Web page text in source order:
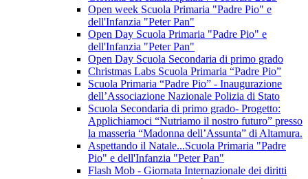
Open week Scuola Primaria "Padre Pio" e
dell'Infanzia "Peter Pan"
Open Day Scuola Primaria "Padre Pio" e
dell'Infanzia "Peter Pan"
Open Day Scuola Secondaria di primo grado
Christmas Labs Scuola Primaria “Padre Pio”
Scuola Primaria “Padre Pio” - Inaugurazione
dell’Associazione Nazionale Polizia di Stato
Scuola Secondaria di primo grado- Progetto:
Applichiamoci “Nutriamo il nostro futuro” presso
la masseria “Madonna dell’Assunta” di Altamura.
Aspettando il Natale...Scuola Primaria "Padre
Pio" e dell'Infanzia "Peter Pan"
Flash Mob - Giornata Internazionale dei diritti